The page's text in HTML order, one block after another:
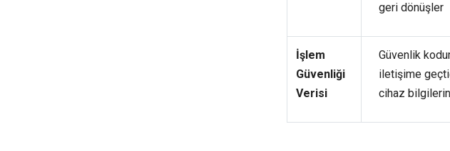
geri dönüşler
İşlem
Güvenliği
Verisi
Güvenlik
iletişime
cihaz